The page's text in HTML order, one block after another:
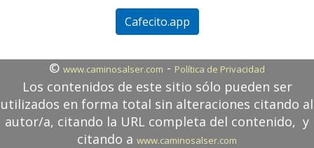
Cafecito.app
© www.caminosalser.com - Política de Privacidad
Los contenidos de este sitio sólo pueden ser
utilizados en forma total sin alteraciones citando al
autor/a, citando la URL completa del contenido, y
citando a www.caminosalser.com